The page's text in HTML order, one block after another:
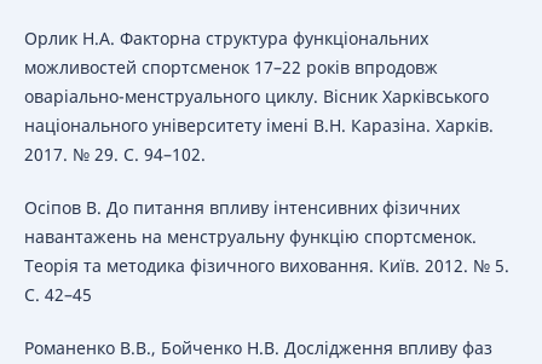
Орлик Н.А. Факторна структура функціональних
можливостей спортсменок 17–22 років впродовж
оваріально-менструального циклу. Вісник Харківського
національного університету імені В.Н. Каразіна. Харків.
2017. № 29. С. 94–102.
Осіпов В. До питання впливу інтенсивних фізичних
навантажень на менструальну функцію спортсменок.
Теорія та методика фізичного виховання. Київ. 2012. № 5.
С. 42–45
Романенко В.В., Бойченко Н.В. Дослідження впливу фаз